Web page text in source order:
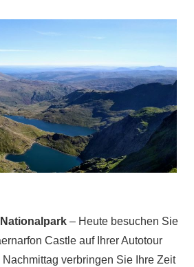
– Heute besuchen Sie
Castle auf Ihrer Autotour
Nachmittag verbringen Sie Ihre Zeit